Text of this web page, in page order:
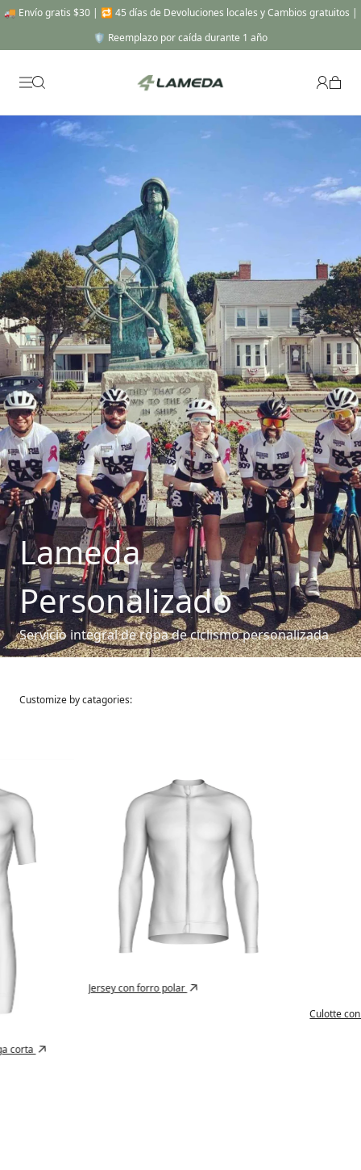
🎯 EL SISTEMA COMPLETO -20% DE DESCUENTO: Se aplica automáticamente al
añadir una parte superior, una parte inferior y un accesorio a tu Carrito!
Lameda
Personalizado
Servicio integral de ropa de ciclismo personalizada
Customize by catagories:
Jersey con forro polar
Culotte con tirantes